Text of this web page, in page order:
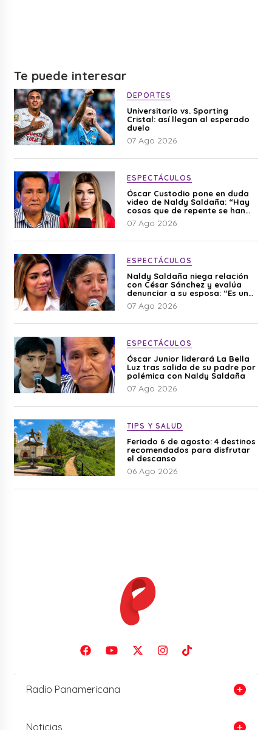
Te puede interesar
DEPORTES
Universitario vs. Sporting
Cristal: así llegan al esperado
duelo
07 Ago 2026
ESPECTÁCULOS
Óscar Custodio pone en duda
video de Naldy Saldaña: “Hay
cosas que de repente se han
editado”
07 Ago 2026
ESPECTÁCULOS
Naldy Saldaña niega relación
con César Sánchez y evalúa
denunciar a su esposa: “Es una
difamación”
07 Ago 2026
ESPECTÁCULOS
Óscar Junior liderará La Bella
Luz tras salida de su padre por
polémica con Naldy Saldaña
07 Ago 2026
TIPS Y SALUD
Feriado 6 de agosto: 4 destinos
recomendados para disfrutar
el descanso
06 Ago 2026
Radio Panamericana
Noticias